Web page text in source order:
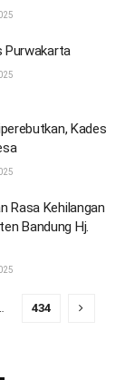
Purwakarta
Kades
Rasa Kehilangan
Bandung Hj.
434